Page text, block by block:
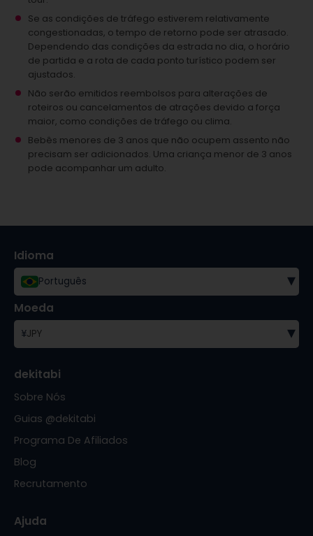
Se as condições de tráfego estiverem relativamente
congestionadas, o tempo de retorno pode ser atrasado.
Dependendo das condições da estrada no dia, o horário
de partida e a rota de cada ponto turístico podem ser
ajustados.
Não serão emitidos reembolsos para alterações de
roteiros ou cancelamentos de atrações devido a força
maior, como condições de tráfego ou clima.
Bebês menores de 3 anos que não ocupem assento não
precisam ser adicionados. Uma criança menor de 3 anos
pode acompanhar um adulto.
Idioma
Português ▾
Moeda
¥JPY ▾
dekitabi
Sobre Nós
Guias @dekitabi
Programa De Afiliados
Blog
Recrutamento
Ajuda